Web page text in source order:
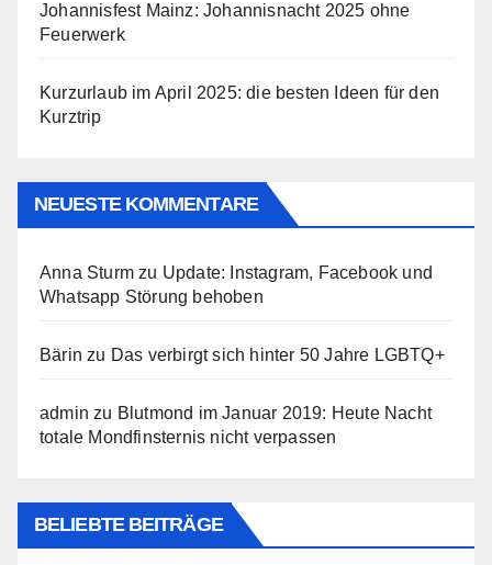
Johannisfest Mainz: Johannisnacht 2025 ohne
Feuerwerk
Kurzurlaub im April 2025: die besten Ideen für den
Kurztrip
NEUESTE KOMMENTARE
Anna Sturm zu Update: Instagram, Facebook und
Whatsapp Störung behoben
Bärin zu Das verbirgt sich hinter 50 Jahre LGBTQ+
admin zu Blutmond im Januar 2019: Heute Nacht
totale Mondfinsternis nicht verpassen
BELIEBTE BEITRÄGE